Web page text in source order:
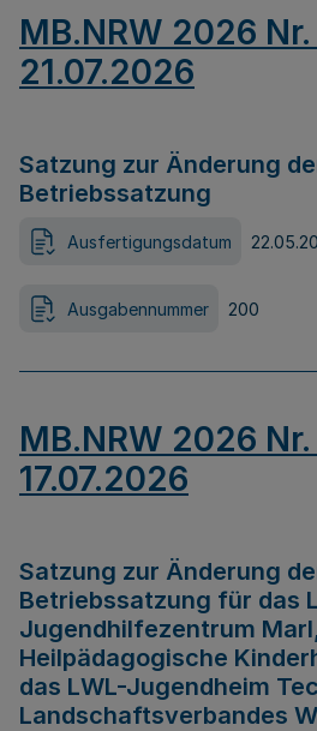
MB.NRW 2026
21.07.2026
Satzung zur Änderung
Betriebssatzung
Ausfertigungsdatum
Ausgabennummer 200
MB.NRW 2026
17.07.2026
Satzung zur Änderung
Betriebssatzung für das
Jugendhilfezentrum
Heilpädagogische
das LWL-Jugendheim
Landschaftsverbandes